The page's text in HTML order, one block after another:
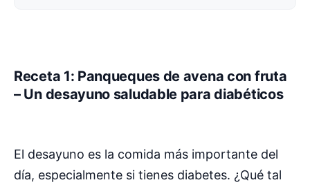
Receta 1: Panqueques de avena con fruta
– Un desayuno saludable para diabéticos
El desayuno es la comida más importante del
día, especialmente si tienes diabetes. ¿Qué tal